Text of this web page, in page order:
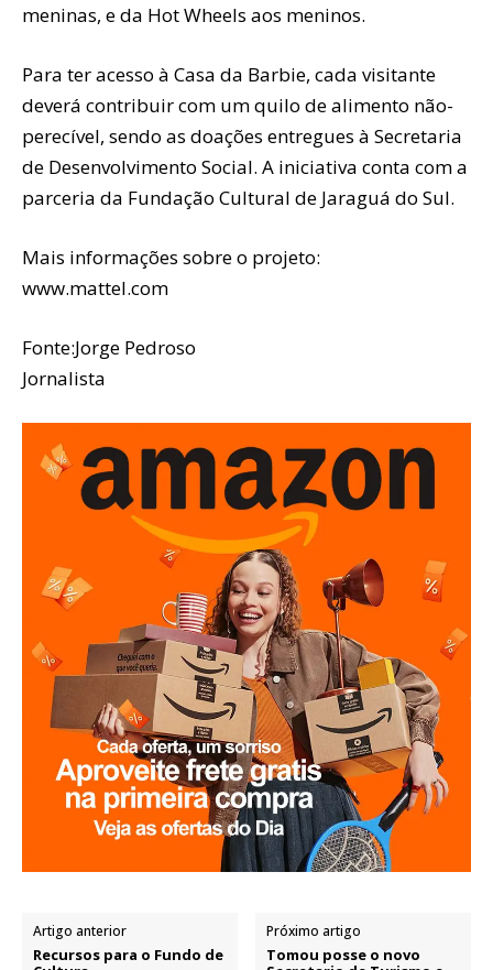
meninas, e da Hot Wheels aos meninos.
Para ter acesso à Casa da Barbie, cada visitante
deverá contribuir com um quilo de alimento não-
perecível, sendo as doações entregues à Secretaria
de Desenvolvimento Social. A iniciativa conta com a
parceria da Fundação Cultural de Jaraguá do Sul.
Mais informações sobre o projeto:
www.mattel.com
Fonte:Jorge Pedroso
Jornalista
Artigo anterior
Recursos para o Fundo de
Próximo artigo
Tomou posse o novo